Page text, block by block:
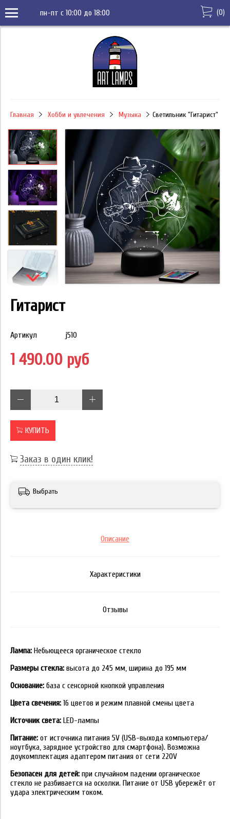
пн-пт с 10:00 до 18:00 (0)
Главная Хобби и увлечения Музыка Светильник "Гитарист"
Гитарист
Артикул j510
1 490.00 руб
КУПИТЬ
Заказ в один клик!
Выбрать
Описание
Характеристики
Отзывы
Лампа: Небьющееся органическое стекло
Размеры стекла: высота до 245 мм, ширина до 195 мм
Основание: база с сенсорной кнопкой управления
Цвета свечения: 16 цветов и режим плавной смены цвета
Источник света: LED-лампы
Питание: от источника питания 5V (USB-выхода компьютера/
ноутбука, зарядное устройство для смартфона). Возможна
доукомплектация адаптером питания от сети 220V
Безопасен для детей: при случайном падении органическое
стекло не разбивается на осколки. Питание от USB убережёт от
удара электрическим током.